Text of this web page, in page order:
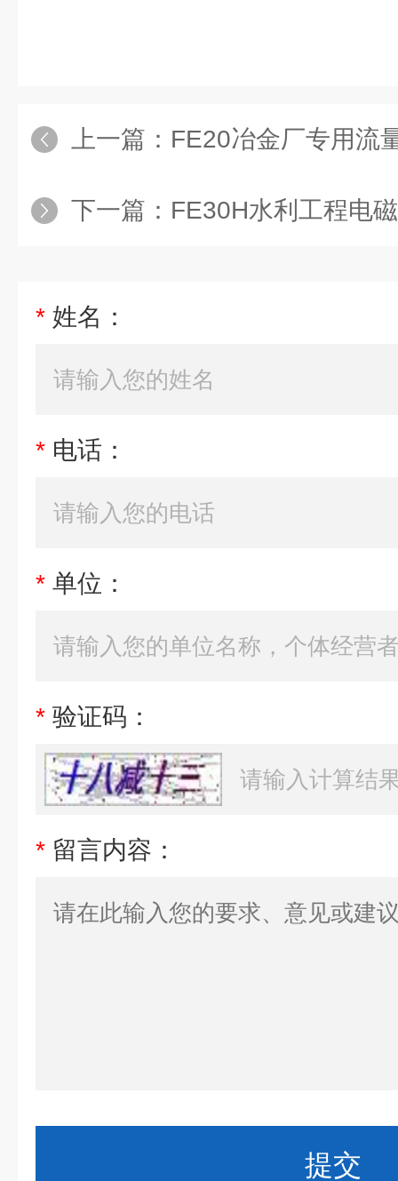
上一篇： FE20冶金厂专用流
下一篇： FE30H水利工程电
* 姓名：
* 电话：
* 单位：
* 验证码：
* 留言内容：